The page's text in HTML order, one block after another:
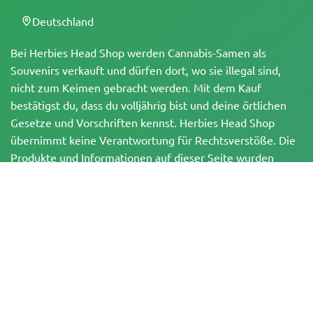
Bei Herbies Head Shop werden Cannabis-Samen als
Souvenirs verkauft und dürfen dort, wo sie illegal sind,
nicht zum Keimen gebracht werden. Mit dem Kauf
bestätigst du, dass du volljährig bist und deine örtlichen
Gesetze und Vorschriften kennst. Herbies Head Shop
übernimmt keine Verantwortung für Rechtsverstöße. Die
Produkte und Informationen auf dieser Seite wurden
Deutschland